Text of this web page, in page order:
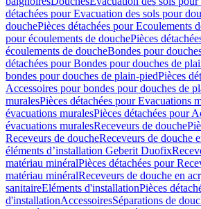
détachées pour Evacuation des sols pour
douchePièces détachées pour Ecoulements
pour écoulements de douchePièces
écoulements de doucheBondes pour
détachées pour Bondes pour douches de
bondes pour douches de plain-piedPièces
Accessoires pour bondes pour douches de
muralesPièces détachées pour Evacuations
évacuations muralesPièces détachées pour
évacuations muralesReceveurs de douche
Receveurs de doucheReceveurs de douche
éléments d’installation Geberit Duofix
matériau minéralPièces détachées pour
matériau minéralReceveurs de douche en
sanitaireEléments d'installationPièces
d'installationAccessoiresSéparations de